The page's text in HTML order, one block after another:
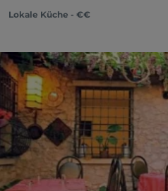
Lokale Küche - €€